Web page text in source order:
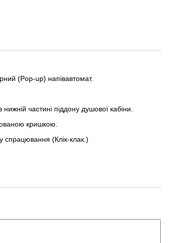
(Pop-up) напівавтомат.
частині піддону душової кабіни.
кришкою.
спрацювання (Клік-клак.)